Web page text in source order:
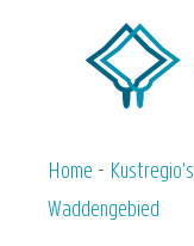
Kruimelpad
Home Kustregio's
Waddengebied